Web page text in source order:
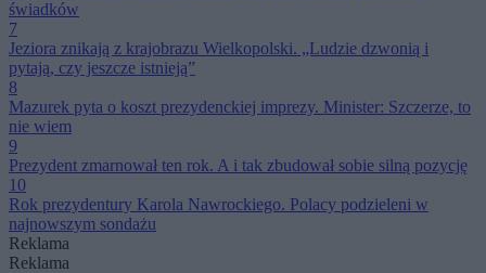
świadków
7
Jeziora znikają z krajobrazu Wielkopolski. „Ludzie dzwonią i
pytają, czy jeszcze istnieją”
8
Mazurek pyta o koszt prezydenckiej imprezy. Minister: Szczerze, to
nie wiem
9
Prezydent zmarnował ten rok. A i tak zbudował sobie silną pozycję
10
Rok prezydentury Karola Nawrockiego. Polacy podzieleni w
najnowszym sondażu
Reklama
Reklama